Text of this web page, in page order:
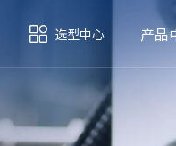
选型中心 产品